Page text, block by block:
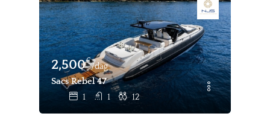
2,500€
/dag
Sacs Rebel 47
1 1 12